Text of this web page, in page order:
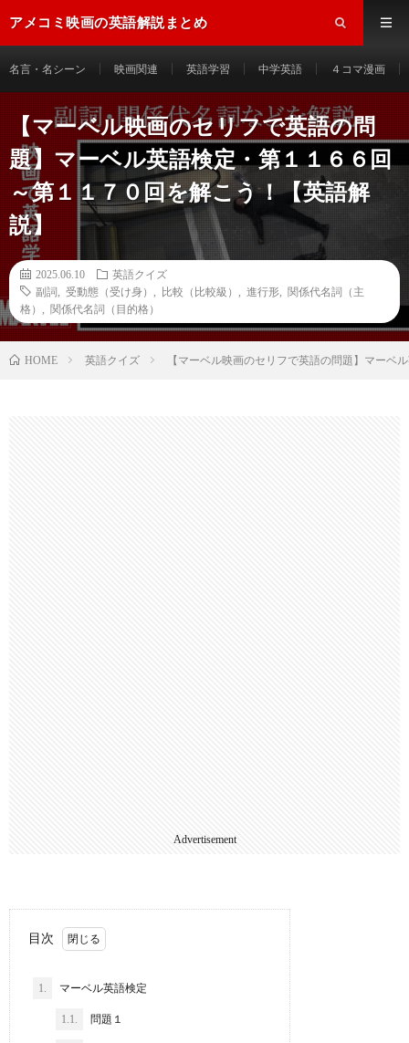
アメコミ映画の英語解説まとめ
名言・名シーン 映画関連 英語学習 中学英語 ４コマ漫画
【マーベル映画のセリフで英語の問
題】マーベル英語検定・第１１６６回
～第１１７０回を解こう！【英語解
説】
2025.06.10
英語クイズ
副詞
受動態（受け身） 比較（比較級） 進行形
関係代名詞（主
格）
関係代名詞（目的格）
HOME 英語クイズ 【マーベル映画のセリフで英語の問題】マーベ
Advertisement
目次
1. マーベル英語検定
1.1. 問題１